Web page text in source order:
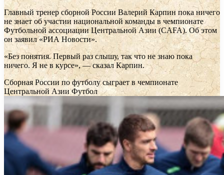
Главный тренер сборной России Валерий Карпин пока ничего
не знает об участии национальной команды в чемпионате
Футбольной ассоциации Центральной Азии (CAFA). Об этом
он заявил «РИА Новости».
«Без понятия. Первый раз слышу, так что не знаю пока
ничего. Я не в курсе», — сказал Карпин.
Сборная России по футболу сыграет в чемпионате
Центральной АзииФутбол